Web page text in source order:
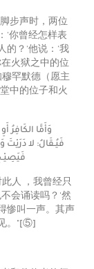
步声时，两位
'你曾经怎样表
的？'他说：'我
火狱之中的位
罕默德（愿主
中的位子和火
وَأَمَّا الكَافِرُ
فَيُـقَالُ: لا دَرَيْتَ
人 ，我曾经只
会诵读吗？'然
惨叫一声。其声
。" [⑤]